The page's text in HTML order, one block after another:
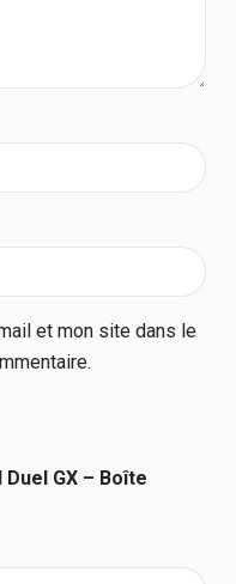
Duel GX – Boîte
et mon site dans le